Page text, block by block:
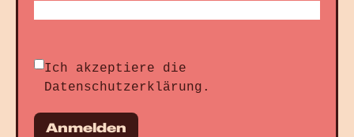
Ich akzeptiere die
Datenschutzerklärung .
Anmelden